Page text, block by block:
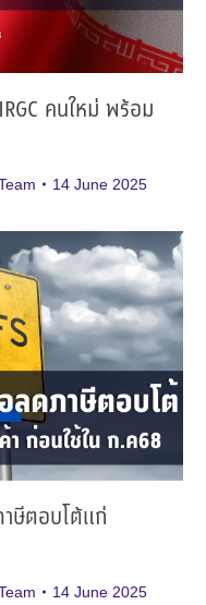
คนใหม่ พร้อม
14 June 2025
ษีตอบโต้แก่
14 June 2025